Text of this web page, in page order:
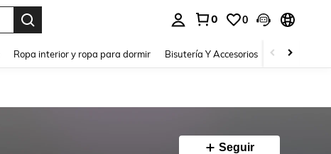
0 0
Ropa interior y ropa para dormir Bisutería Y Accesorios Zapatos
Seguir